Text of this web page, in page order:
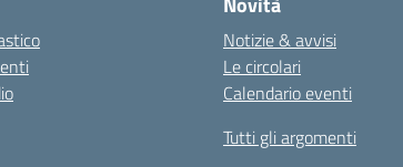
Notizie & avvisi
Le circolari
Calendario eventi
Tutti gli argomenti